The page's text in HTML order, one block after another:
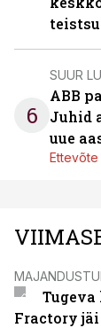
6
SUUR
ABB
Juhid
uue
Ettevõte
Fractory jäi